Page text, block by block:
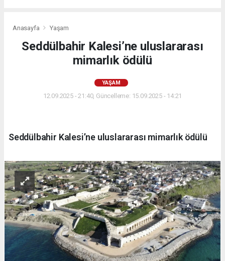
Anasayfa Yaşam
Seddülbahir Kalesi’ne uluslararası
mimarlık ödülü
YAŞAM
12.09.2025 - 21:40, Güncelleme: 15.09.2025 - 14:21
Seddülbahir Kalesi’ne uluslararası mimarlık ödülü